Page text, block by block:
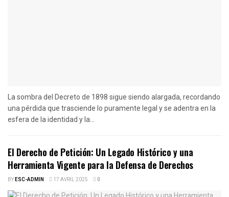
La sombra del Decreto de 1898 sigue siendo alargada, recordando
una pérdida que trasciende lo puramente legal y se adentra en la
esfera de la identidad y la...
El Derecho de Petición: Un Legado Histórico y una
Herramienta Vigente para la Defensa de Derechos
BYESC-ADMIN 17 AVRIL 2025 0